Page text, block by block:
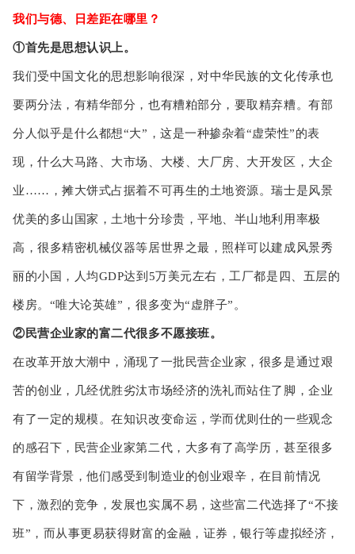
我们与德、日差距在哪里？
①首先是思想认识上。
我们受中国文化的思想影响很深，对中华民族的文化传承也
要两分法，有精华部分，也有糟粕部分，要取精弃糟。有部
分人似乎是什么都想“大”，这是一种掺杂着“虚荣性”的表
现，什么大马路、大市场、大楼、大厂房、大开发区，大企
业……，摊大饼式占据着不可再生的土地资源。瑞士是风景
优美的多山国家，土地十分珍贵，平地、半山地利用率极
高，很多精密机械仪器等居世界之最，照样可以建成风景秀
丽的小国，人均GDP达到5万美元左右，工厂都是四、五层的
楼房。“唯大论英雄”，很多变为“虚胖子”。
②民营企业家的富二代很多不愿接班。
在改革开放大潮中，涌现了一批民营企业家，很多是通过艰
苦的创业，几经优胜劣汰市场经济的洗礼而站住了脚，企业
有了一定的规模。在知识改变命运，学而优则仕的一些观念
的感召下，民营企业家第二代，大多有了高学历，甚至很多
有留学背景，他们感受到制造业的创业艰辛，在目前情况
下，激烈的竞争，发展也实属不易，这些富二代选择了“不接
班”，而从事更易获得财富的金融，证券，银行等虚拟经济，